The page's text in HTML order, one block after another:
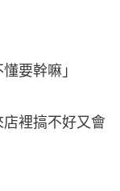
要幹嘛」
店裡搞不好又會